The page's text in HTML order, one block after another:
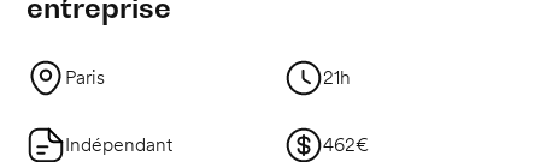
entreprise
Paris 21h
Indépendant 462€